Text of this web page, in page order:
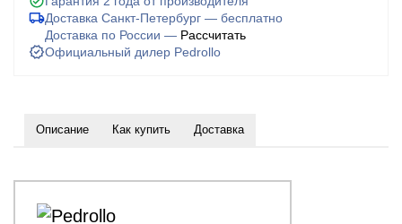
Доставка Санкт-Петербург — бесплатно
Доставка по России — Рассчитать
Официальный дилер Pedrollo
Описание Как купить Доставка